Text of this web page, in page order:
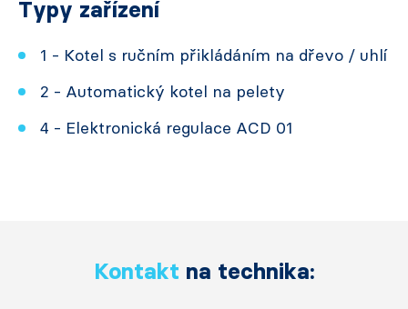
Typy zařízení
1 - Kotel s ručním přikládáním na dřevo / uhlí
2 - Automatický kotel na pelety
4 - Elektronická regulace ACD 01
Kontakt na technika: